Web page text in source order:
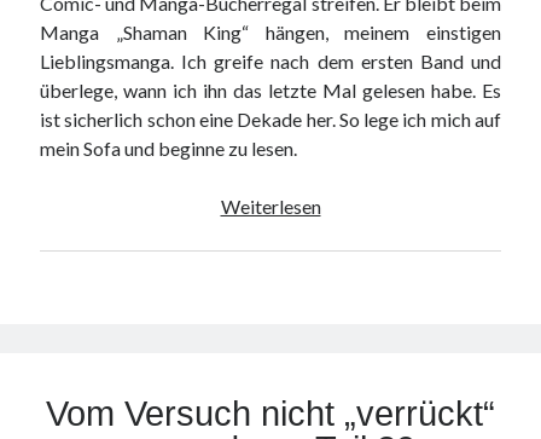
Manga „Shaman King“ hängen, meinem einstigen
Lieblingsmanga. Ich greife nach dem ersten Band und
überlege, wann ich ihn das letzte Mal gelesen habe. Es
ist sicherlich schon eine Dekade her. So lege ich mich auf
mein Sofa und beginne zu lesen.
WeiterlesenVom
Teil
Vom Versuch nicht „verrückt“